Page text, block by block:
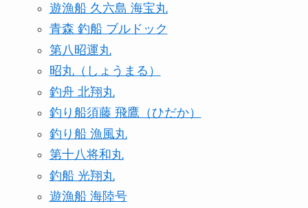
遊漁船 久六島 海宝丸
青森 釣船 ブルドック
第八昭運丸
昭丸（しょうまる）
釣舟 北翔丸
釣り船須藤 飛鷹（ひだか）
釣り船 漁風丸
第十八将和丸
釣船 光翔丸
遊漁船 海陸号